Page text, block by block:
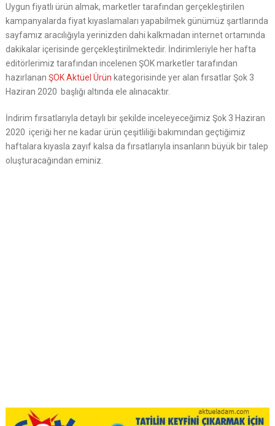
Uygun fiyatlı ürün almak, marketler tarafından gerçekleştirilen
kampanyalarda fiyat kıyaslamaları yapabilmek günümüz şartlarında
sayfamız aracılığıyla yerinizden dahi kalkmadan internet ortamında
dakikalar içerisinde gerçekleştirilmektedir. İndirimleriyle her hafta
editörlerimiz tarafından incelenen ŞOK marketler tarafından
hazırlanan ŞOK Aktüel Ürün kategorisinde yer alan fırsatlar Şok 3
Haziran 2020 başlığı altında ele alınacaktır.
İndirim fırsatlarıyla detaylı bir şekilde inceleyeceğimiz Şok 3 Haziran
2020 içeriği her ne kadar ürün çeşitliliği bakımından geçtiğimiz
haftalara kıyasla zayıf kalsa da fırsatlarıyla insanların büyük bir talep
oluşturacağından eminiz.